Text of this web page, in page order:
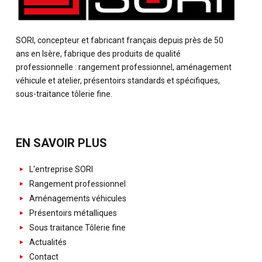
SORI, concepteur et fabricant français depuis près de 50
ans en Isère, fabrique des produits de qualité
professionnelle : rangement professionnel, aménagement
véhicule et atelier, présentoirs standards et spécifiques,
sous-traitance tôlerie fine.
EN SAVOIR PLUS
L'entreprise SORI
Rangement professionnel
Aménagements véhicules
Présentoirs métalliques
Sous traitance Tôlerie fine
Actualités
Contact